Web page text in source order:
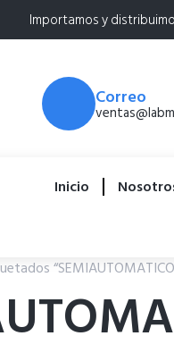
Importamos y
Correo
Inicio